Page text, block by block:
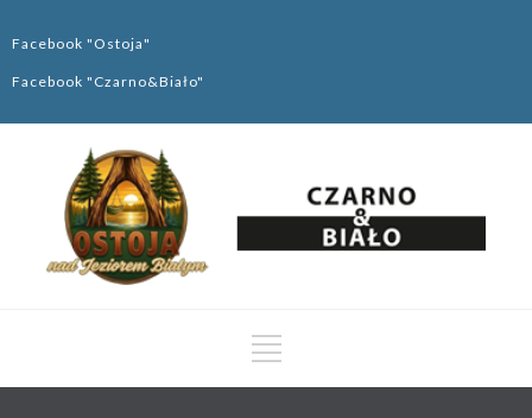
Facebook "Ostoja"
Facebook "Czarno&Biało"